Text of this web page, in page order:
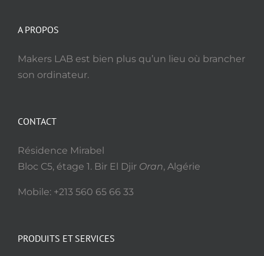
A PROPOS
Makers LAB est bien plus qu’un lieu où brancher
son ordinateur.
PRODUITS ET SERVICES
CONTACT
Résidence Mirabel
Bloc C5, étage 1. Bir El Djir Oran, Algérie
Mobile: +213 560 65 66 33